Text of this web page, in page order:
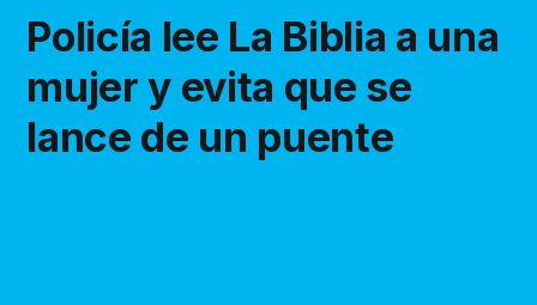
Policía lee La Biblia a una
mujer y evita que se
lance de un puente